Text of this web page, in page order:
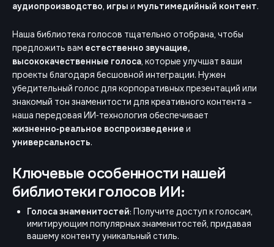
аудиопроизводство, игры и мультимедийный контент.
Наша библиотека голосов тщательно отобрана, чтобы
предложить вам естественно звучащие,
высококачественные голоса, которые улучшат ваши
проекты благодаря бесшовной интеграции. Нужен
убедительный голос для корпоративных презентаций или
знакомый тон знаменитости для креативного контента -
наша передовая ИИ‑технология обеспечивает
жизненно‑реальное воспроизведение и
универсальность.
Ключевые особенности нашей
библиотеки голосов ИИ:
Голоса знаменитостей: Получите доступ к голосам,
имитирующим популярных знаменитостей, придавая
вашему контенту уникальный стиль.